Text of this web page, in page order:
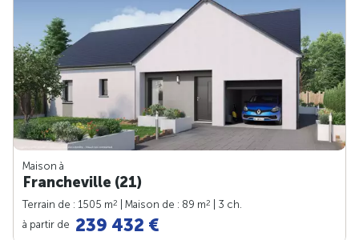
Maison à
Francheville (21)
Terrain de : 1505 m2 | Maison de : 89 m2
| 3 ch.
à partir de 239 432 €